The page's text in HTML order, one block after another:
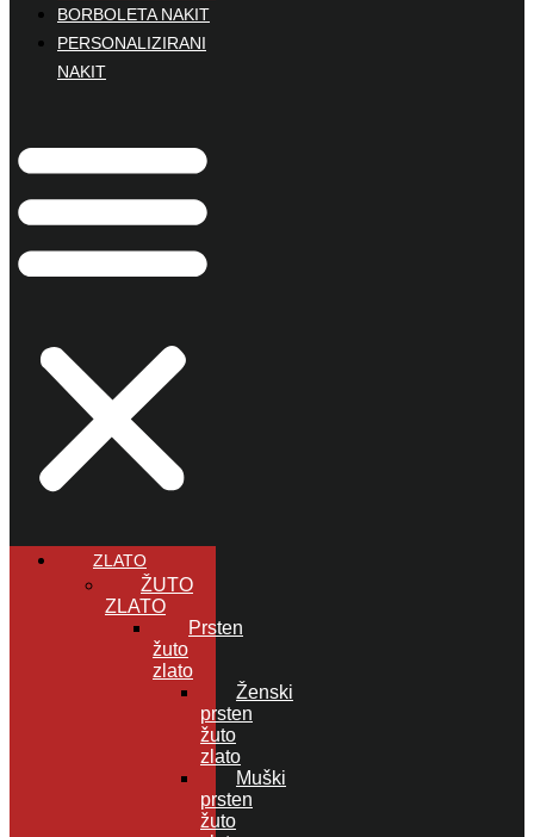
BORBOLETA NAKIT
PERSONALIZIRANI
NAKIT
ZLATO
ŽUTO
ZLATO
Prsten
žuto
zlato
Ženski
prsten
žuto
zlato
Muški
prsten
žuto